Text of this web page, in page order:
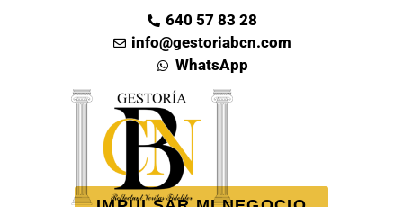
640 57 83 28
info@gestoriabcn.com
WhatsApp